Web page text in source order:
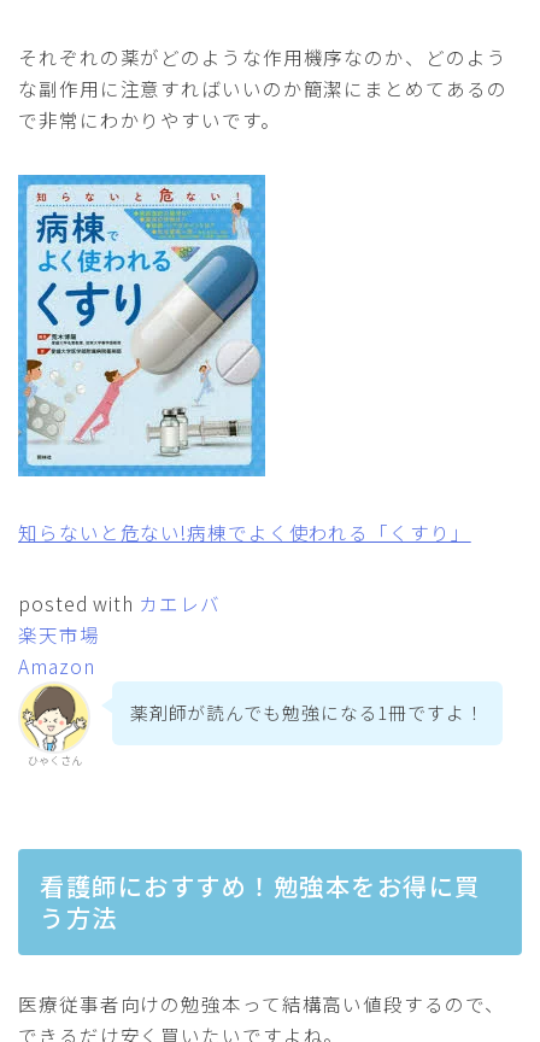
それぞれの薬がどのような作用機序なのか、どのよう
な副作用に注意すればいいのか簡潔にまとめてあるの
で非常にわかりやすいです。
知らないと危ない!病棟でよく使われる「くすり」
posted with カエレバ
楽天市場
Amazon
ひゃくさん
薬剤師が読んでも勉強になる1冊ですよ！
看護師におすすめ！勉強本をお得に買
う方法
医療従事者向けの勉強本って結構高い値段するので、
できるだけ安く買いたいですよね。